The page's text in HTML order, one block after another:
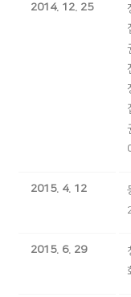
2014. 12. 25
2015. 4. 12
2015. 6. 29